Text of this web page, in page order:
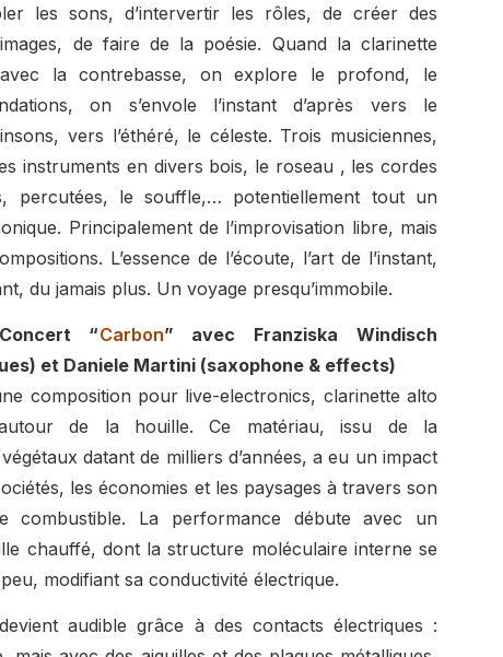
les sons, d’intervertir les rôles, de créer des
de faire de la poésie. Quand la clarinette
avec la contrebasse, on explore le profond, le
on s’envole l’instant d’après vers le
vers l’éthéré, le céleste. Trois musiciennes,
instruments en divers bois, le roseau , les cordes
percutées, le souffle,… potentiellement tout un
Principalement de l’improvisation libre, mais
L’essence de l’écoute, l’art de l’instant,
du jamais plus. Un voyage presqu’immobile.
“Carbon” avec Franziska Windisch
et Daniele Martini (saxophone & effects)
composition pour live-electronics, clarinette alto
de la houille. Ce matériau, issu de la
datant de milliers d’années, a eu un impact
les économies et les paysages à travers son
combustible. La performance débute avec un
chauffé, dont la structure moléculaire interne se
modifiant sa conductivité électrique.
audible grâce à des contacts électriques :